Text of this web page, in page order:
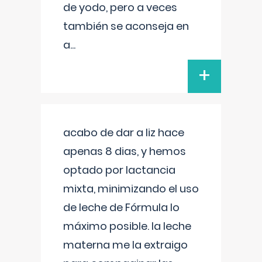
de yodo, pero a veces
también se aconseja en
a...
+
acabo de dar a liz hace
apenas 8 dias, y hemos
optado por lactancia
mixta, minimizando el uso
de leche de Fórmula lo
máximo posible. la leche
materna me la extraigo